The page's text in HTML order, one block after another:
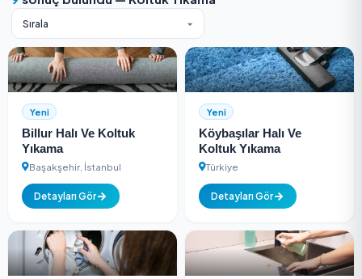
Kimlik Doğrulamalı Güvenli Ödeme
9sonuç bulundu — Koltuk Yıkama
Billur Halı Ve Koltuk
Yıkama
Köybaşılar Halı Ve
Koltuk Yıkama